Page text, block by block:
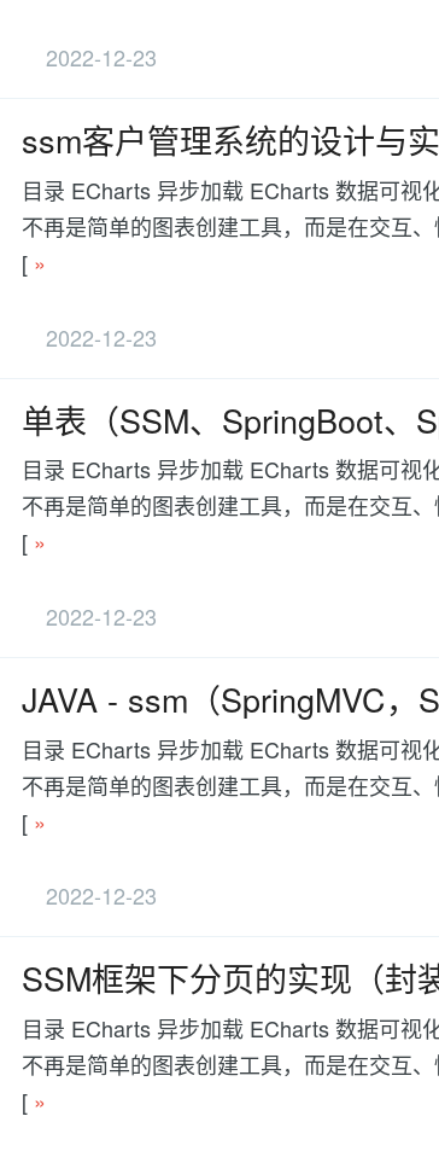
2022-12-23
ssm客户管理系统的设计与
目录 ECharts 异步加载 ECharts 数据可视
不再是简单的图表创建工具，而是在交互
[ »
2022-12-23
单表（SSM、SpringBoot、
目录 ECharts 异步加载 ECharts 数据可视
不再是简单的图表创建工具，而是在交互
[ »
2022-12-23
JAVA - ssm（SpringMVC，
目录 ECharts 异步加载 ECharts 数据可视
不再是简单的图表创建工具，而是在交互
[ »
2022-12-23
SSM框架下分页的实现（封
目录 ECharts 异步加载 ECharts 数据可视
不再是简单的图表创建工具，而是在交互
[ »